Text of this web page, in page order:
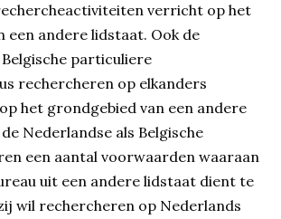
verricht op het
een andere lidstaat. Ook de
particuliere
rechercheren op elkanders
het grondgebied van een andere
Nederlandse als Belgische
een aantal voorwaarden waaraan
uit een andere lidstaat dient te
wil rechercheren op Nederlands